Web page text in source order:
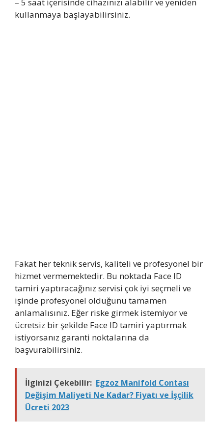
– 5 saat içerisinde cihazınızı alabilir ve yeniden
kullanmaya başlayabilirsiniz.
Fakat her teknik servis, kaliteli ve profesyonel bir
hizmet vermemektedir. Bu noktada Face ID
tamiri yaptıracağınız servisi çok iyi seçmeli ve
işinde profesyonel olduğunu tamamen
anlamalısınız. Eğer riske girmek istemiyor ve
ücretsiz bir şekilde Face ID tamiri yaptırmak
istiyorsanız garanti noktalarına da
başvurabilirsiniz.
İlginizi Çekebilir: Egzoz Manifold Contası
Değişim Maliyeti Ne Kadar? Fiyatı ve İşçilik
Ücreti 2023